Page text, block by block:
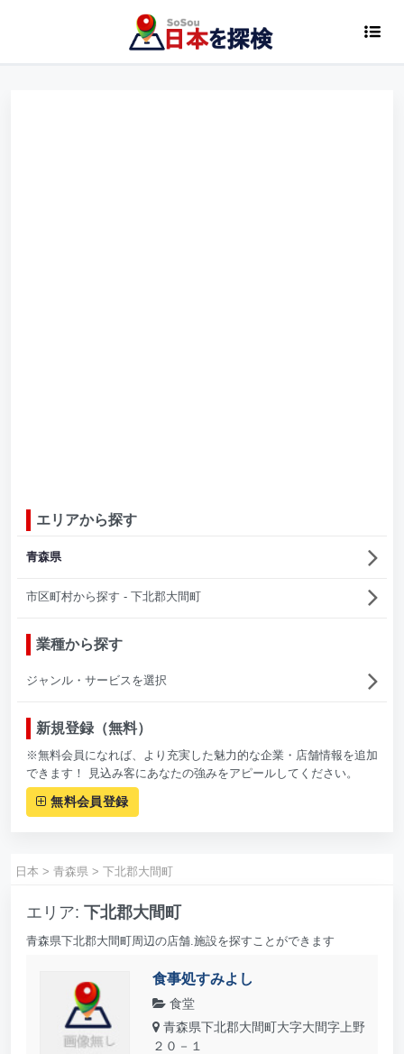
エリアから探す
青森県
市区町村から探す - 下北郡大間町
業種から探す
ジャンル・サービスを選択
新規登録（無料）
※無料会員になれば、より充実した魅力的な企業・店舗情報を追加
できます！ 見込み客にあなたの強みをアピールしてください。
無料会員登録
日本 > 青森県 > 下北郡大間町
エリア: 下北郡大間町
青森県下北郡大間町周辺の店舗.施設を探すことができます
食事処すみよし
食堂
青森県下北郡大間町大字大間字上野
２０－１